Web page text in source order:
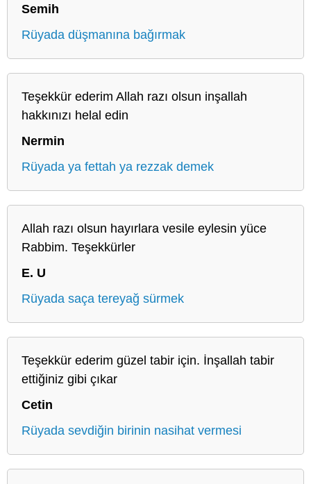
Semih
Rüyada düşmanına bağırmak
Teşekkür ederim Allah razı olsun inşallah
hakkınızı helal edin
Nermin
Rüyada ya fettah ya rezzak demek
Allah razı olsun hayırlara vesile eylesin yüce
Rabbim. Teşekkürler
E. U
Rüyada saça tereyağ sürmek
Teşekkür ederim güzel tabir için. İnşallah tabir
ettiğiniz gibi çıkar
Cetin
Rüyada sevdiğin birinin nasihat vermesi